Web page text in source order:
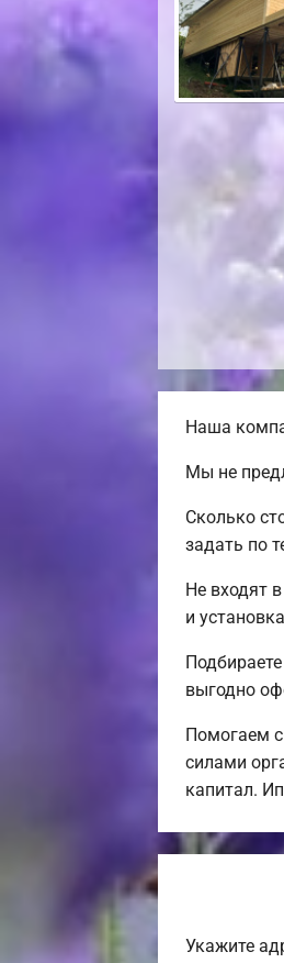
Наша
Мы не
Сколько
задать по
Не входят
и
выгодно
Помогаем
силами
капитал.
Укажите